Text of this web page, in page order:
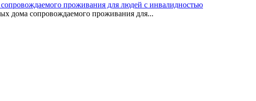
проживания для людей с инвалидностью
дома сопровождаемого проживания для...